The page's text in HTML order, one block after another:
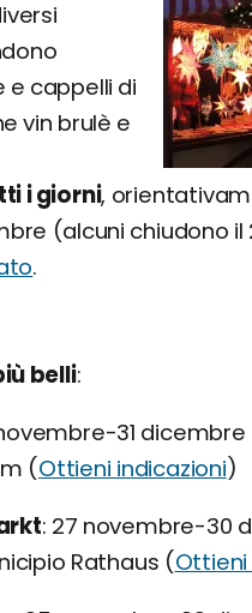
e cappelli di
vin brulè e
i giorni,
(alcuni chiudono il
.
belli:
31
(Ottieni indicazioni)
27 novembre-30
Rathaus (Ottieni